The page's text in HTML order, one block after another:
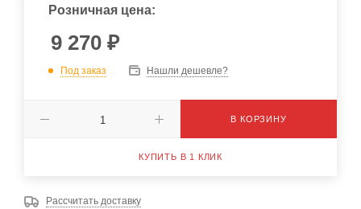
Розничная цена:
9 270 ₽
Под заказ Нашли дешевле?
В КОРЗИНУ
КУПИТЬ В 1 КЛИК
Рассчитать доставку